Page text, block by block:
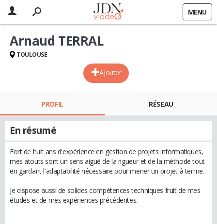
MENU
Ajouter
Arnaud TERRAL
TOULOUSE
PROFIL RÉSEAU
En résumé
Fort de huit ans d'expérience en gestion de projets informatiques,
mes atouts sont un sens aiguë de la rigueur et de la méthode tout
en gardant l'adaptabilité nécessaire pour mener un projet à terme.
Je dispose aussi de solides compétences techniques fruit de mes
études et de mes expériences précédentes.